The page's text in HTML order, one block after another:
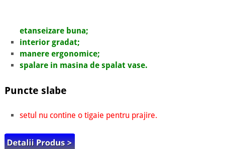
etanseizare buna;
interior gradat;
manere ergonomice;
spalare in masina de spalat vase.
Puncte slabe
setul nu contine o tigaie pentru prajire.